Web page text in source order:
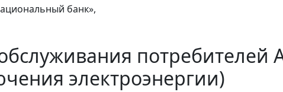
банк»,
потребителей
электроэнергии)